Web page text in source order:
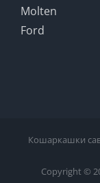
Molten
Ford
Кошаркашки
Copyright ©